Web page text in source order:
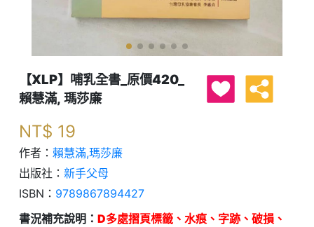
【XLP】哺乳全書_原價420_
賴慧滿, 瑪莎廉
NT$ 19
作者： 賴慧滿,瑪莎廉
出版社： 新手父母
ISBN： 9789867894427
書況補充說明： D多處摺頁標籤、水痕、字跡、破損、